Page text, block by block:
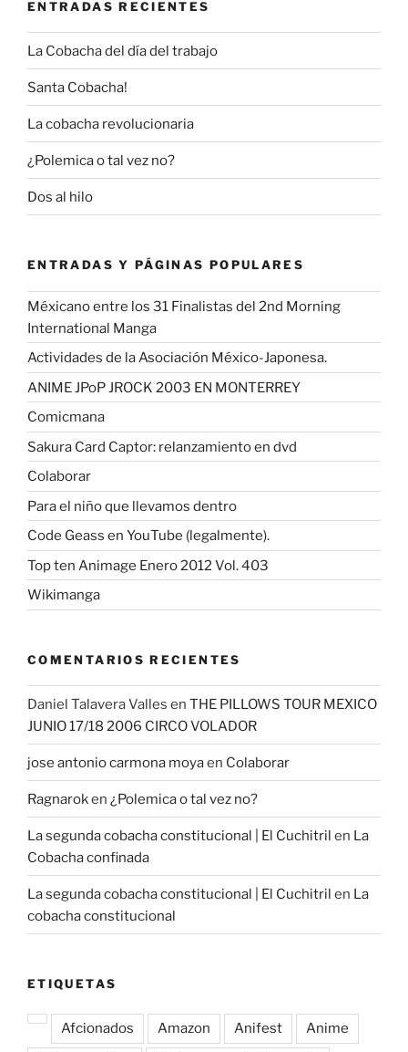
ENTRADAS RECIENTES
La Cobacha del día del trabajo
Santa Cobacha!
La cobacha revolucionaria
¿Polemica o tal vez no?
Dos al hilo
ENTRADAS Y PÁGINAS POPULARES
Méxicano entre los 31 Finalistas del 2nd Morning
International Manga
Actividades de la Asociación México-Japonesa.
ANIME JPoP JROCK 2003 EN MONTERREY
Comicmana
Sakura Card Captor: relanzamiento en dvd
Colaborar
Para el niño que llevamos dentro
Code Geass en YouTube (legalmente).
Top ten Animage Enero 2012 Vol. 403
Wikimanga
COMENTARIOS RECIENTES
Daniel Talavera Valles en THE PILLOWS TOUR MEXICO
JUNIO 17/18 2006 CIRCO VOLADOR
jose antonio carmona moyaen Colaborar
Ragnaroken ¿Polemica o tal vez no?
La segunda cobacha constitucional | El Cuchitril en La
Cobacha confinada
La segunda cobacha constitucional | El Cuchitril en La
cobacha constitucional
ETIQUETAS
Afcionados Amazon Anifest Anime